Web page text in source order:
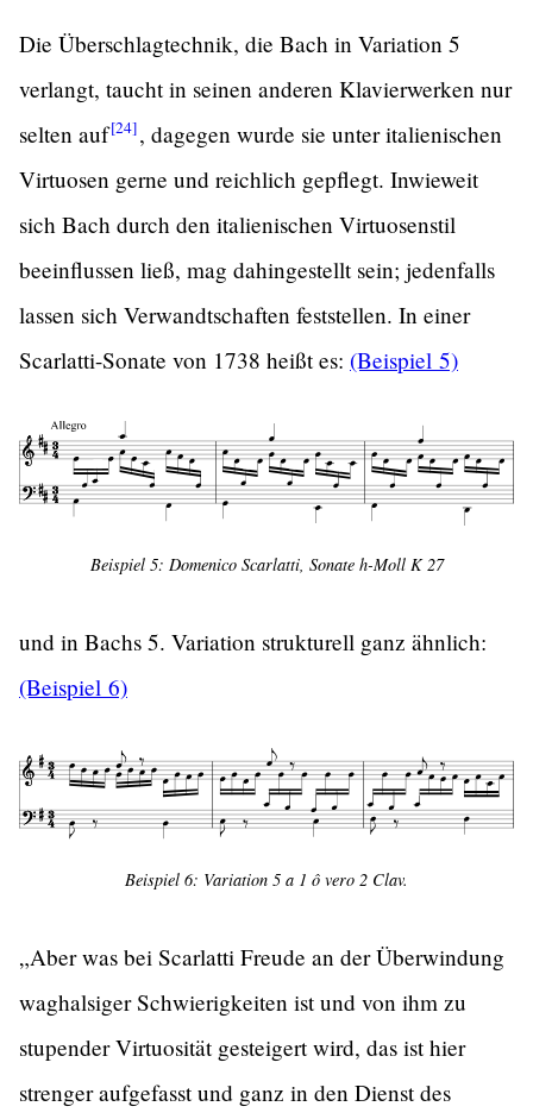
Die Überschlagtechnik, die Bach in Variation 5
verlangt, taucht in seinen anderen Klavierwerken nur
selten auf[24], dagegen wurde sie unter italienischen
Virtuosen gerne und reichlich gepflegt. Inwieweit
sich Bach durch den italienischen Virtuosenstil
beeinflussen ließ, mag dahingestellt sein; jedenfalls
lassen sich Verwandtschaften feststellen. In einer
Scarlatti-Sonate von 1738 heißt es: (Beispiel 5)
Beispiel 5: Domenico Scarlatti, Sonate h-Moll K 27
und in Bachs 5. Variation strukturell ganz ähnlich:
(Beispiel 6)
Beispiel 6: Variation 5 a 1 ô vero 2 Clav.
„Aber was bei Scarlatti Freude an der Überwindung
waghalsiger Schwierigkeiten ist und von ihm zu
stupender Virtuosität gesteigert wird, das ist hier
strenger aufgefasst und ganz in den Dienst des